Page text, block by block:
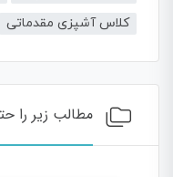
کلاس آشپزی مقدماتی
مطالب زیر را